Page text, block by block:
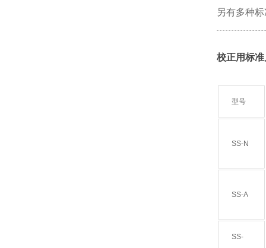
另有多种
校正用标
型号
SS-N
SS-A
SS-